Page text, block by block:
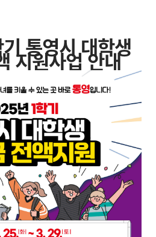
통영시 대학생
지원사업 안내